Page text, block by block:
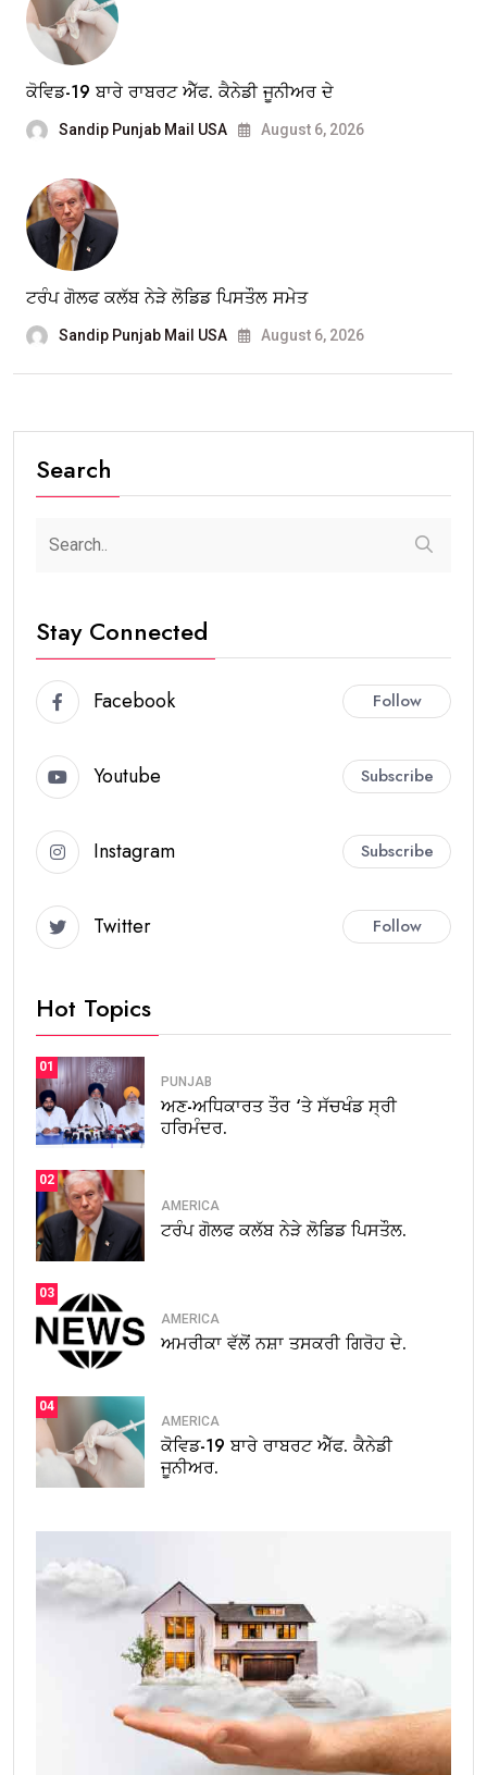
ਕੋਵਿਡ-19 ਬਾਰੇ ਰਾਬਰਟ ਐੱਫ. ਕੈਨੇਡੀ ਜੂਨੀਅਰ ਦੇ
Sandip Punjab Mail USA August 6, 2026
ਟਰੰਪ ਗੋਲਫ ਕਲੱਬ ਨੇੜੇ ਲੋਡਿਡ ਪਿਸਤੌਲ ਸਮੇਤ
Sandip Punjab Mail USA August 6, 2026
Search
Stay Connected
Facebook Follow
Youtube Subscribe
Instagram Subscribe
Twitter Follow
Hot Topics
01
PUNJAB
ਅਣ-ਅਧਿਕਾਰਤ ਤੌਰ ‘ਤੇ ਸੱਚਖੰਡ ਸ੍ਰੀ
ਹਰਿਮੰਦਰ.
02
AMERICA
ਟਰੰਪ ਗੋਲਫ ਕਲੱਬ ਨੇੜੇ ਲੋਡਿਡ ਪਿਸਤੌਲ.
03
AMERICA
ਅਮਰੀਕਾ ਵੱਲੋਂ ਨਸ਼ਾ ਤਸਕਰੀ ਗਿਰੋਹ ਦੇ.
04
AMERICA
ਕੋਵਿਡ-19 ਬਾਰੇ ਰਾਬਰਟ ਐੱਫ. ਕੈਨੇਡੀ
ਜੂਨੀਅਰ.